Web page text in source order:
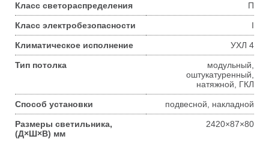
Класс светораспределения П
Класс электробезопасности I
Климатическое исполнение УХЛ 4
Тип потолка
модульный,
оштукатуренный,
натяжной, ГКЛ
Способ установки подвесной, накладной
Размеры светильника,
(Д×Ш×В) мм
2420×87×80